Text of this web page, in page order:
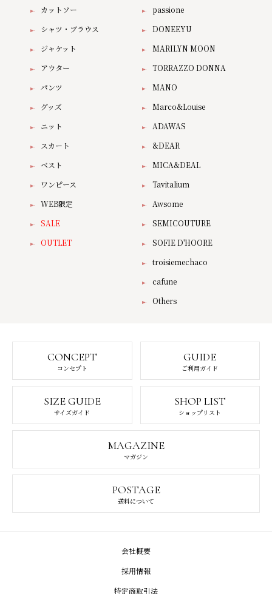
カットソー
シャツ・ブラウス
ジャケット
アウター
パンツ
グッズ
ニット
スカート
ベスト
ワンピース
WEB限定
SALE
OUTLET
passione
DONEEYU
MARILYN MOON
TORRAZZO DONNA
MANO
Marco&Louise
ADAWAS
&DEAR
MICA&DEAL
Tavitalium
Awsome
SEMICOUTURE
SOFIE D'HOORE
troisiemechaco
cafune
Others
CONCEPT
コンセプト
GUIDE
ご利用ガイド
SIZE GUIDE
サイズガイド
SHOP LIST
ショップリスト
MAGAZINE
マガジン
POSTAGE
送料について
会社概要
採用情報
特定商取引法